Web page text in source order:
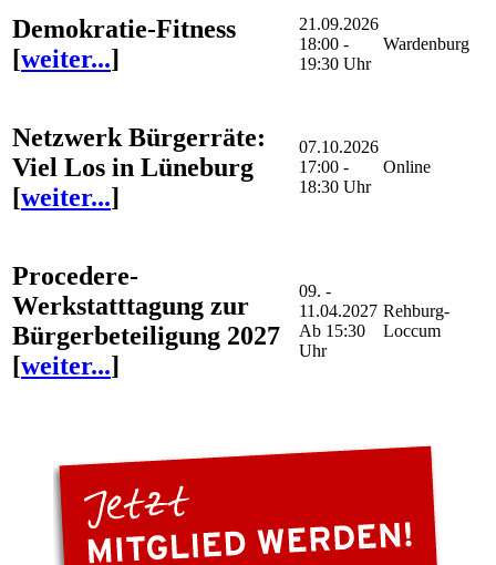
Demokratie-Fitness
[weiter...]
21.09.2026
18:00 -
19:30 Uhr
Wardenburg
Netzwerk Bürgerräte:
Viel Los in Lüneburg
[weiter...]
07.10.2026
17:00 -
18:30 Uhr
Online
Procedere-
Werkstatttagung zur
Bürgerbeteiligung 2027
[weiter...]
09. -
11.04.2027
Ab 15:30
Uhr
Rehburg-
Loccum